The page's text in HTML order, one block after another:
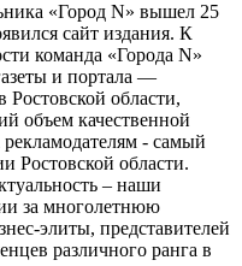
«Город N» вышел 25
сайт издания. К
команда «Города N»
и портала —
Ростовской области,
объем качественной
- самый
Ростовской области.
– наши
за многолетнюю
элиты, представителей
различного ранга в